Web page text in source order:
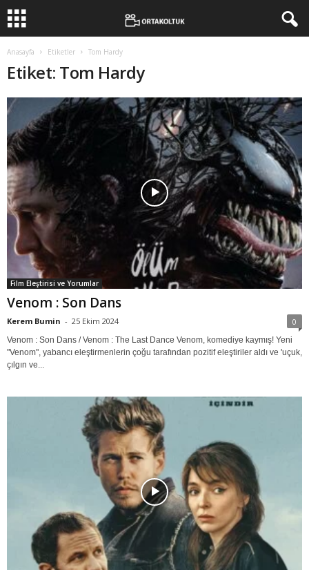
Anasayfa Etiketler Tom Hardy
Etiket: Tom Hardy
Film Eleştirisi ve Yorumlar
Venom : Son Dans
Kerem Bumin - 25 Ekim 2024 0
Venom : Son Dans / Venom : The Last Dance Venom, komediye kaymış! Yeni
"Venom", yabancı eleştirmenlerin çoğu tarafından pozitif eleştiriler aldı ve 'uçuk,
çılgın ve...